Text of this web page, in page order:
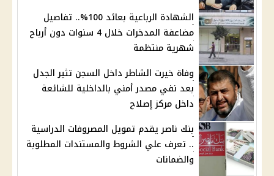
الشهادة الرباعية بعائد 100%.. تفاصيل
مضاعفة المدخرات خلال 4 سنوات دون أرباح
شهرية منتظمة
وفاة خيرت الشاطر داخل السجن تثير الجدل
بعد نفي مصدر أمني بالداخلية للشائعة
داخل مركز إصلاح
بنك ناصر يقدم تمويل المصروفات الدراسية
.. تعرف علي الشروط والمستندات المطلوبة
والضمانات